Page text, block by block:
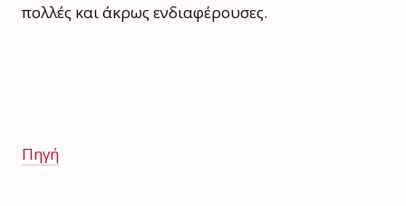
πολλές και άκρως ενδιαφέρουσες.
Πηγή